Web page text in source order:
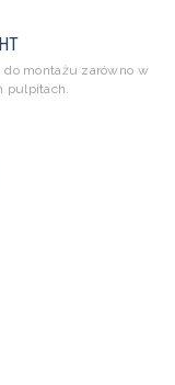
montażu zarówno w
pulpitach.